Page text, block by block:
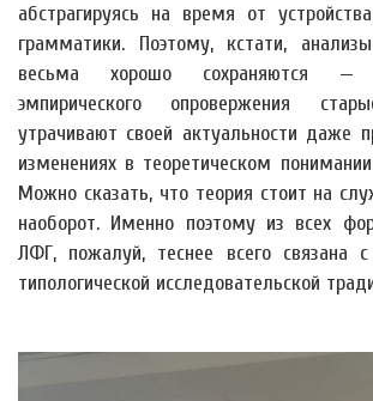
абстрагируясь на время от
грамматики. Поэтому, кстати,
весьма хорошо сохраняются —
эмпирического опровержения
утрачивают своей актуальности даже
изменениях в теоретическом
Можно сказать, что теория стоит на
наоборот. Именно поэтому из всех
ЛФГ, пожалуй, теснее всего связана
типологической исследовательской